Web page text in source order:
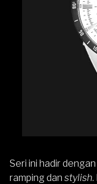
Seri ini hadir
ramping dan stylish.